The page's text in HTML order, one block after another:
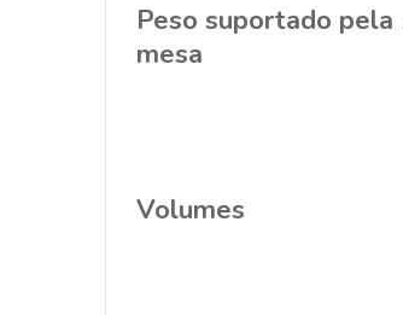
Peso suportado pela
mesa
Volumes